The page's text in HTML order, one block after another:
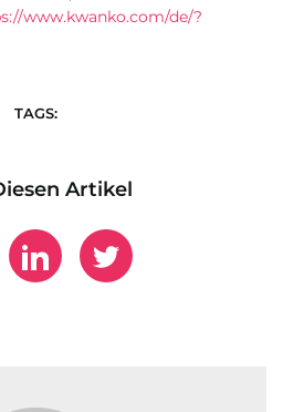
www.kwanko.com/de/?
TAGS:
Artikel